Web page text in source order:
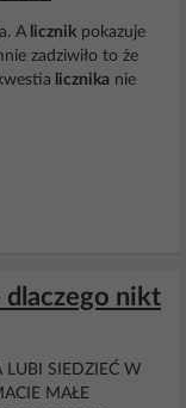
A licznik pokazuje
zadziwiło to że
licznika nie
dlaczego nikt
LUBI SIEDZIEĆ W
MAŁE